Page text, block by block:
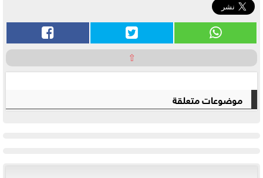
⇧
موضوعات متعلقة